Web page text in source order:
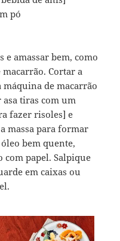
pó
amassar bem, como
macarrão. Cortar a
máquina de macarrão
asa tiras com um
fazer risoles] e
massa para formar
bem quente,
papel. Salpique
em caixas ou